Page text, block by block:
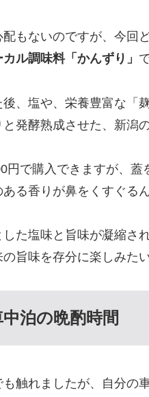
もないのですが、今回
ル調味料「かんずり」
、塩や、栄養豊富な「
発酵熟成させた、新潟
円で購入できますが、
る香りが鼻をくすぐる
た塩味と旨味が凝縮さ
旨味を存分に楽しみた
泊の晩酌時間
も触れましたが、自分の